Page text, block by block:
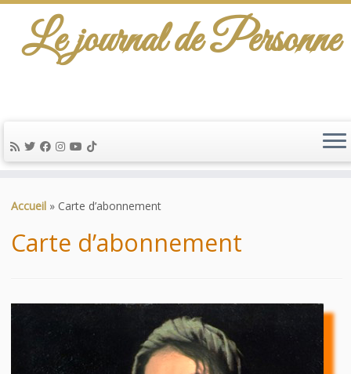
au
Le journal de Personne
Accueil » Carte d’abonnement
Carte d’abonnement